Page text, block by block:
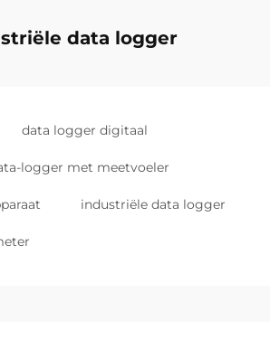
data logger
data logger digitaal
logger met meetvoeler
industriële data logger